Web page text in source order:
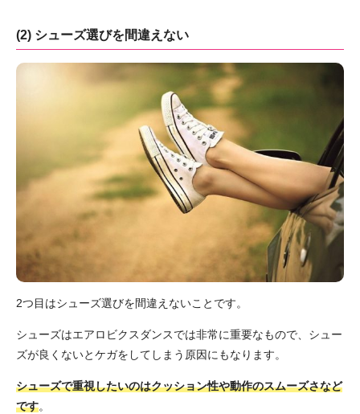
(2) シューズ選びを間違えない
2つ目はシューズ選びを間違えないことです。
シューズはエアロビクスダンスでは非常に重要なもので、シュー
ズが良くないとケガをしてしまう原因にもなります。
シューズで重視したいのはクッション性や動作のスムーズさなど
です。